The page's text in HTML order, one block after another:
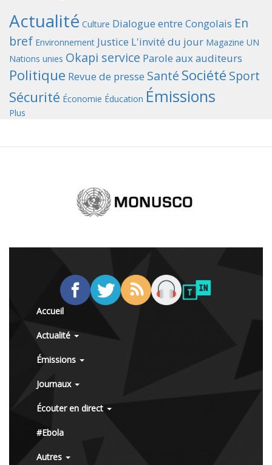
Actualité Culture Dialogue entre Congolais En
bref Environnement Justice L'invité du jour Magazine UN
Nations unies Okapi service Parole aux auditeurs
Politique Revue de presse Santé Société Sport
Sécurité Économie Éducation Émissions
Plus
Accueil
Actualité
Émissions
Journaux
Écouter en direct
#Ebola
Autres